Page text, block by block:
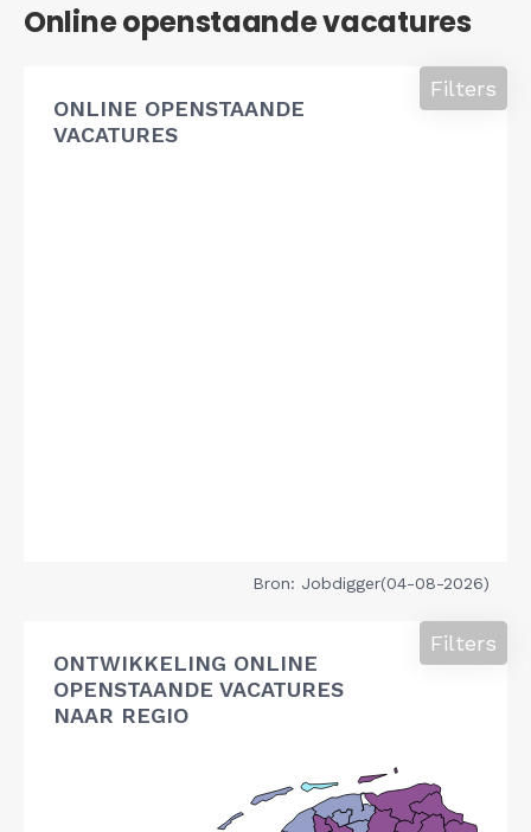
Online openstaande vacatures
ONLINE OPENSTAANDE
VACATURES
Filters
Bron: Jobdigger(04-08-2026)
ONTWIKKELING ONLINE
OPENSTAANDE VACATURES
NAAR REGIO
Filters